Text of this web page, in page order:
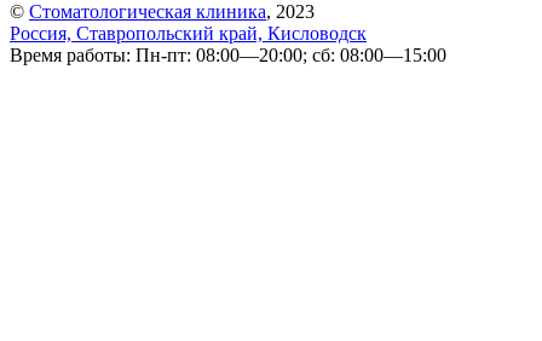
© Стоматологическая клиника, 2023
Россия, Ставропольский край, Кисловодск
Время работы: Пн-пт: 08:00—20:00; сб: 08:00—15:00